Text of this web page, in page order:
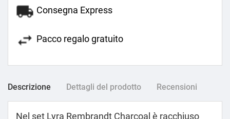
Consegna Express
Pacco regalo gratuito
Descrizione Dettagli del prodotto Recensioni
Nel set Lyra Rembrandt Charcoal è racchiuso